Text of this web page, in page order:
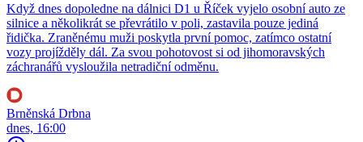
Když dnes dopoledne na dálnici D1 u Říček vyjelo osobní auto ze
silnice a několikrát se převrátilo v poli, zastavila pouze jediná
řidička. Zraněnému muži poskytla první pomoc, zatímco ostatní
vozy projížděly dál. Za svou pohotovost si od jihomoravských
záchranářů vysloužila netradiční odměnu.
Brněnská Drbna
dnes, 16:00